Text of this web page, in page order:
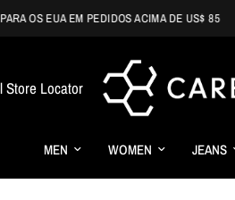
OS EUA EM PEDIDOS ACIMA DE US$ 85
Store Locator
MEN WOMEN JEANS